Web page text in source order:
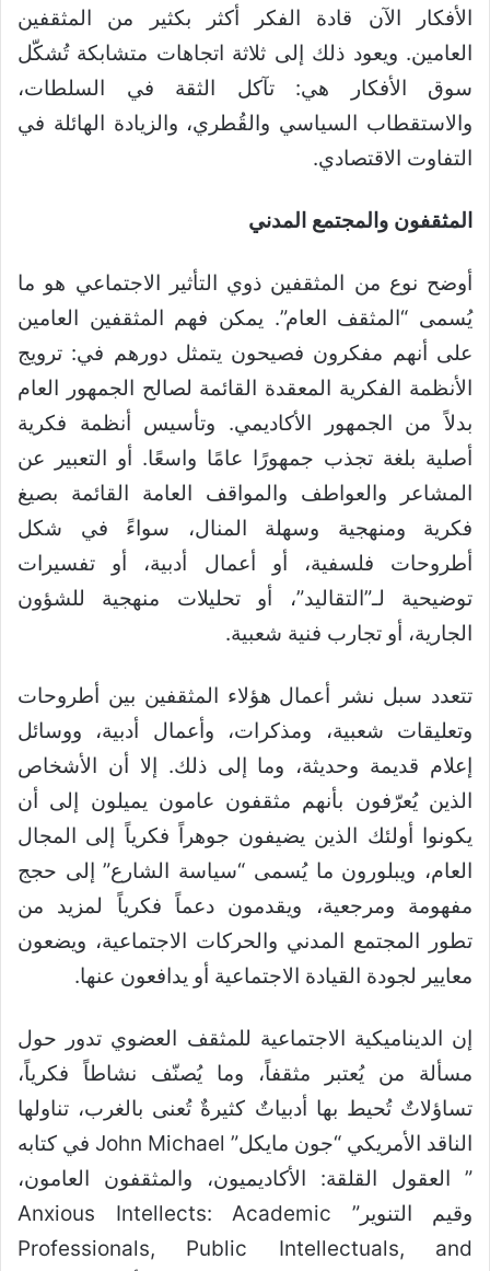
الأفكار الآن قادة الفكر أكثر بكثير من المثقفين
العامين. ويعود ذلك إلى ثلاثة اتجاهات متشابكة تُشكّل
سوق الأفكار هي: تآكل الثقة في السلطات،
والاستقطاب السياسي والقُطري، والزيادة الهائلة في
التفاوت الاقتصادي.
المثقفون والمجتمع المدني
أوضح نوع من المثقفين ذوي التأثير الاجتماعي هو ما
يُسمى “المثقف العام”. يمكن فهم المثقفين العامين
على أنهم مفكرون فصيحون يتمثل دورهم في: ترويج
الأنظمة الفكرية المعقدة القائمة لصالح الجمهور العام
بدلاً من الجمهور الأكاديمي. وتأسيس أنظمة فكرية
أصلية بلغة تجذب جمهورًا عامًا واسعًا. أو التعبير عن
المشاعر والعواطف والمواقف العامة القائمة بصيغ
فكرية ومنهجية وسهلة المنال، سواءً في شكل
أطروحات فلسفية، أو أعمال أدبية، أو تفسيرات
توضيحية لـ”التقاليد”، أو تحليلات منهجية للشؤون
الجارية، أو تجارب فنية شعبية.
تتعدد سبل نشر أعمال هؤلاء المثقفين بين أطروحات
وتعليقات شعبية، ومذكرات، وأعمال أدبية، ووسائل
إعلام قديمة وحديثة، وما إلى ذلك. إلا أن الأشخاص
الذين يُعرّفون بأنهم مثقفون عامون يميلون إلى أن
يكونوا أولئك الذين يضيفون جوهراً فكرياً إلى المجال
العام، ويبلورون ما يُسمى “سياسة الشارع” إلى حجج
مفهومة ومرجعية، ويقدمون دعماً فكرياً لمزيد من
تطور المجتمع المدني والحركات الاجتماعية، ويضعون
معايير لجودة القيادة الاجتماعية أو يدافعون عنها.
إن الديناميكية الاجتماعية للمثقف العضوي تدور حول
مسألة من يُعتبر مثقفاً، وما يُصنّف نشاطاً فكرياً،
تساؤلاتٌ تُحيط بها أدبياتٌ كثيرةٌ تُعنى بالغرب، تناولها
الناقد الأمريكي “جون مايكل” John Michael في كتابه
” العقول القلقة: الأكاديميون، والمثقفون العامون،
وقيم التنوير” Anxious Intellects: Academic
Professionals, Public Intellectuals, and